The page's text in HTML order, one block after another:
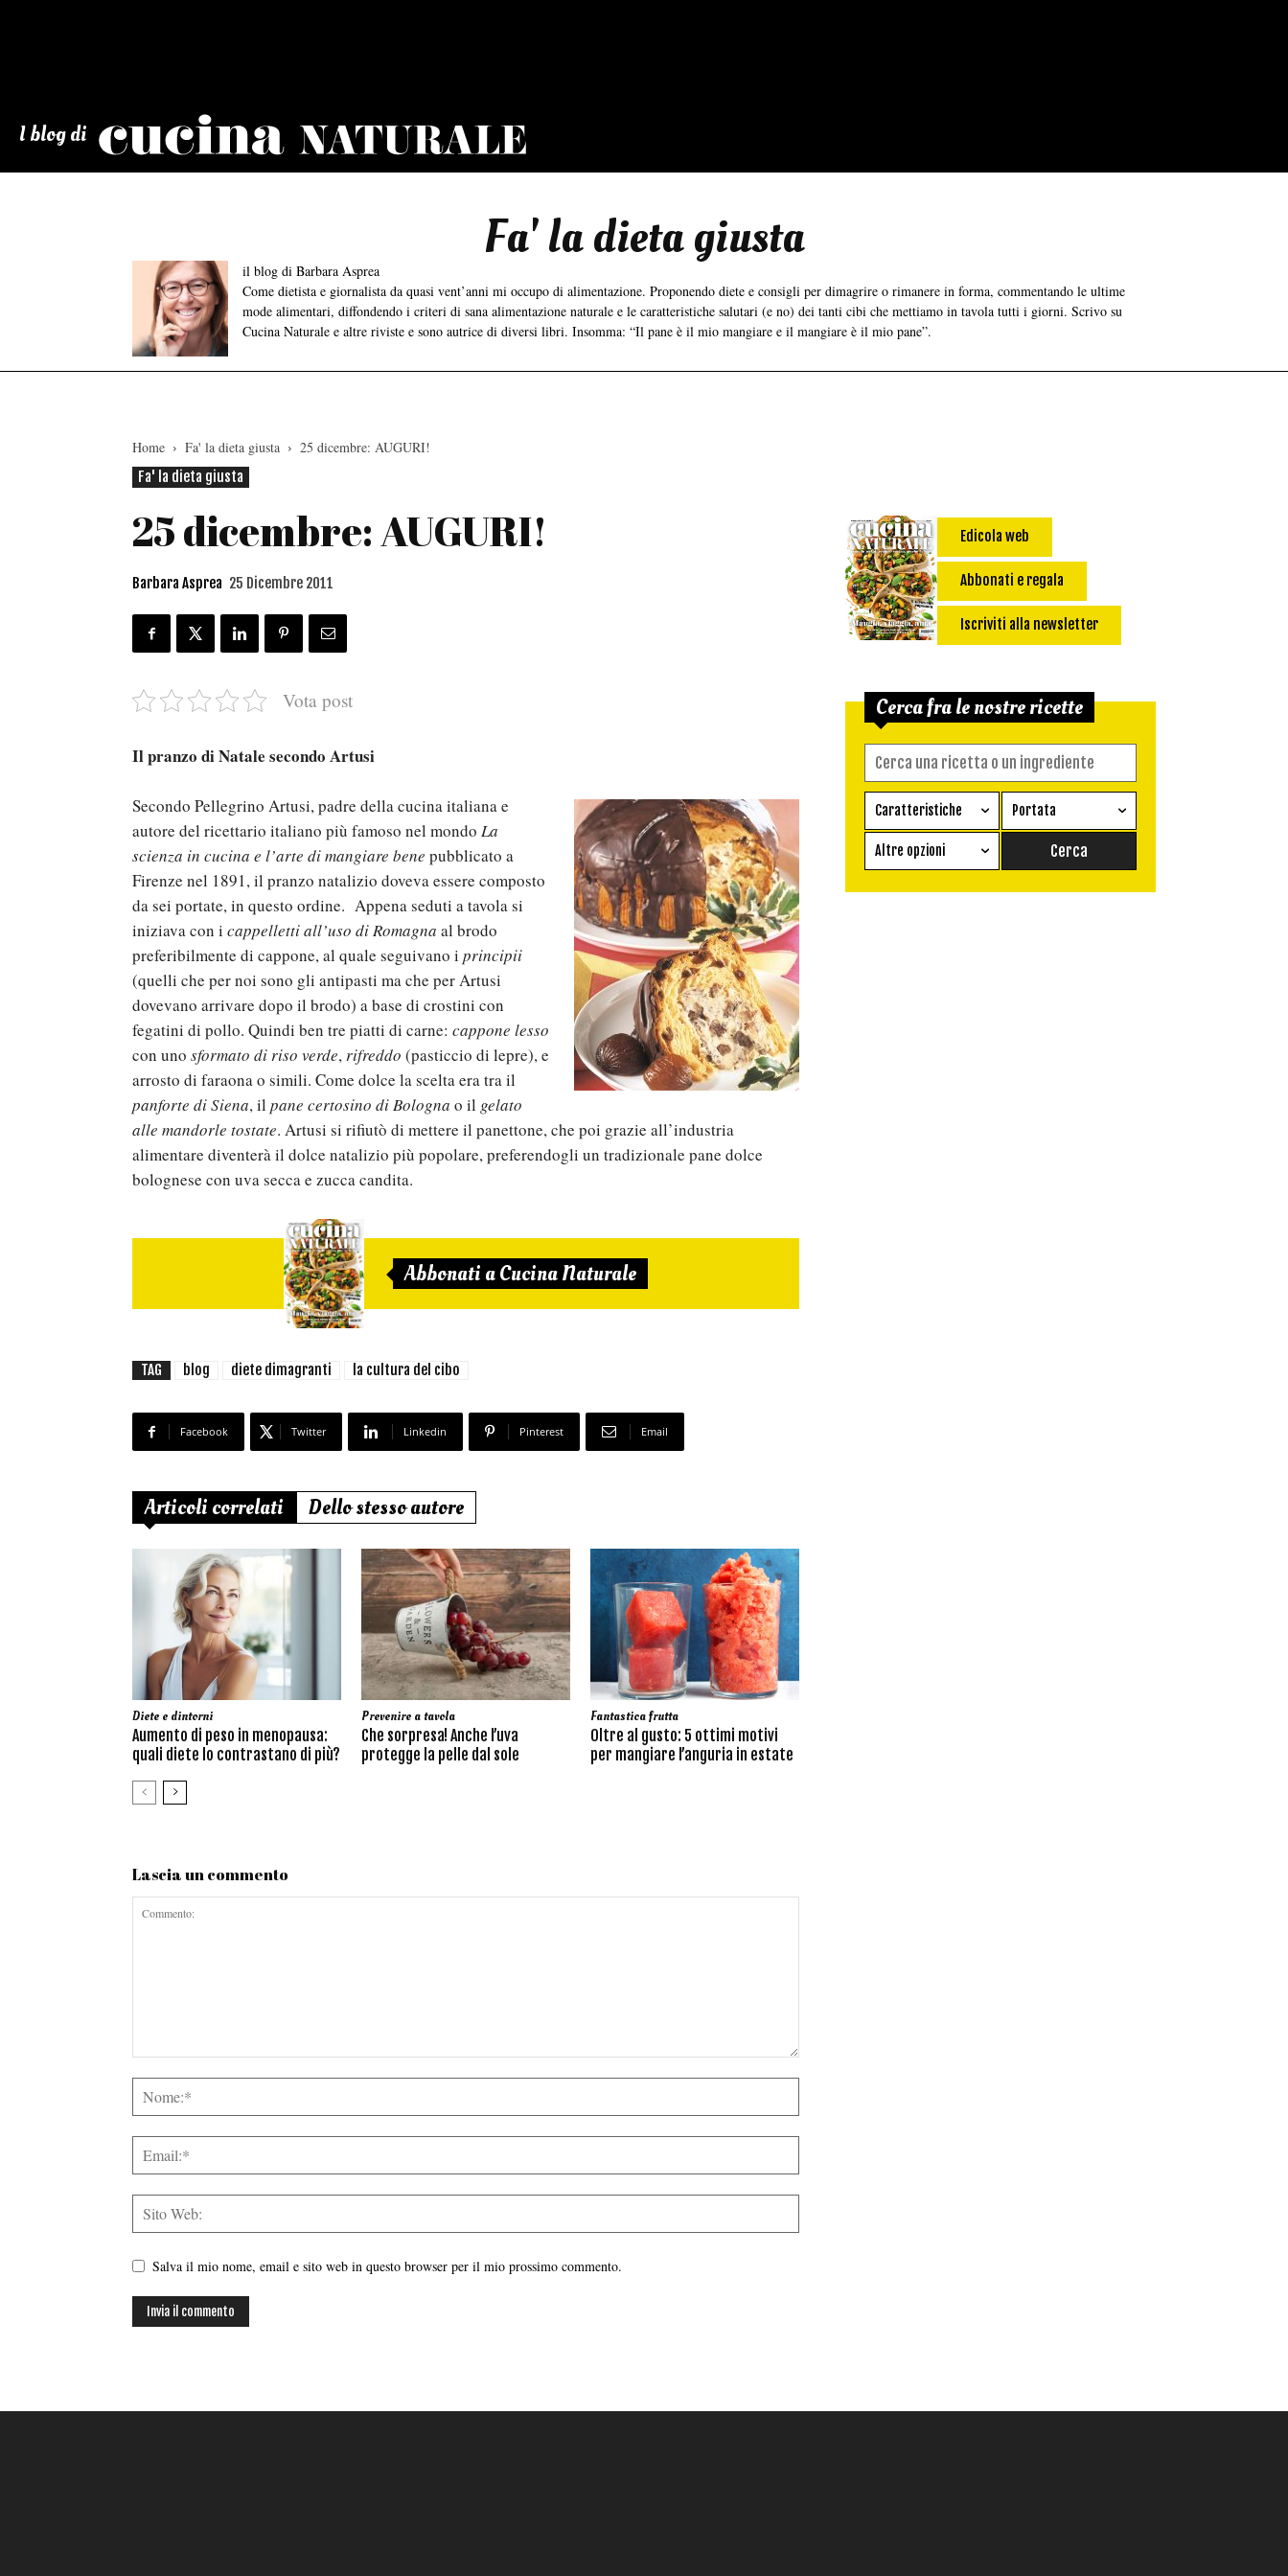
I blog di Naturale
Fa' la dieta giusta
il blog di Barbara Asprea
Come dietista e giornalista da quasi vent’anni mi occupo di alimentazione. Proponendo diete e consigli per dimagrire o rimanere in forma, commentando le ultime
mode alimentari, diffondendo i criteri di sana alimentazione naturale e le caratteristiche salutari (e no) dei tanti cibi che mettiamo in tavola tutti i giorni. Scrivo su
Cucina Naturale e altre riviste e sono autrice di diversi libri. Insomma: “Il pane è il mio mangiare e il mangiare è il mio pane”.
Home Fa' la dieta giusta
25 dicembre: AUGURI!
Fa' la dieta giusta
25 dicembre: AUGURI!
Barbara Asprea 25 Dicembre 2011
Vota post
Il pranzo di Natale secondo Artusi
Secondo Pellegrino Artusi, padre della cucina italiana e
autore del ricettario italiano più famoso nel mondo La
scienza in cucina e l’arte di mangiare bene pubblicato a
Firenze nel 1891, il pranzo natalizio doveva essere composto
da sei portate, in questo ordine. Appena seduti a tavola si
iniziava con i cappelletti all’uso di Romagna al brodo
preferibilmente di cappone, al quale seguivano i principii
(quelli che per noi sono gli antipasti ma che per Artusi
dovevano arrivare dopo il brodo) a base di crostini con
fegatini di pollo. Quindi ben tre piatti di carne: cappone lesso
con uno sformato di riso verde,rifreddo (pasticcio di lepre), e
arrosto di faraona o simili. Come dolce la scelta era tra il
panforte di Siena, il pane certosino di Bologna o il gelato
alle mandorle tostate. Artusi si rifiutò di mettere il panettone, che poi grazie all’industria
alimentare diventerà il dolce natalizio più popolare, preferendogli un tradizionale pane dolce
bolognese con uva secca e zucca candita.
Abbonati a Cucina Naturale
TAG blog diete dimagranti la cultura del cibo
Facebook Twitter Linkedin Pinterest Email
Articoli correlati Dello stesso autore
Diete e dintorni
Aumento di peso in menopausa:
quali diete lo contrastano di più?
Prevenire a tavola
Che sorpresa! Anche l’uva
protegge la pelle dal sole
Fantastica frutta
Oltre al gusto: 5 ottimi motivi
per mangiare l’anguria in estate
Lascia un commento
Salva il mio nome, email e sito web in questo browser per il mio prossimo commento.
Edicola web
Abbonati e regala
Iscriviti alla newsletter
Cerca fra le nostre ricette
Caratteristiche
Ricetta vegetariana
Senza glutine
Portata
Antipasto
Conserva
Altre opzioni